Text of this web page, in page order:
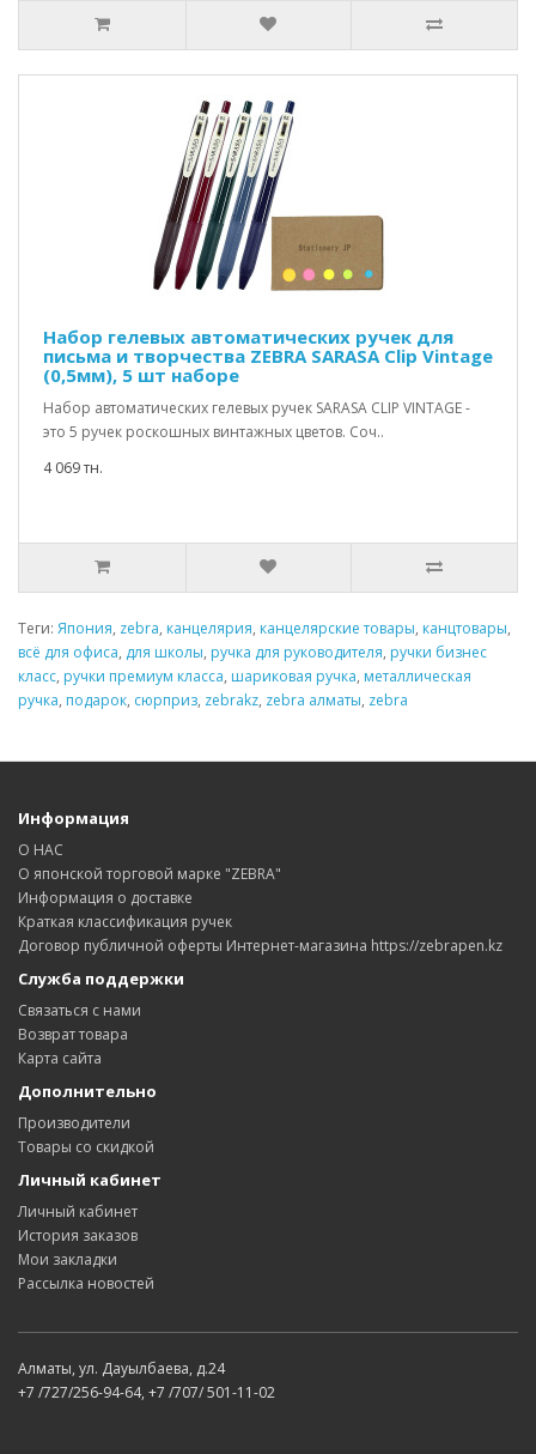
Набор гелевых автоматических ручек для
письма и творчества ZEBRA SARASA Clip Vintage
(0,5мм), 5 шт наборе
Набор автоматических гелевых ручек SARASA CLIP VINTAGE -
это 5 ручек роскошных винтажных цветов. Соч..
4 069 тн.
Теги: Япония, zebra, канцелярия, канцелярские товары, канцтовары,
всё для офиса, для школы, ручка для руководителя, ручки бизнес
класс, ручки премиум класса, шариковая ручка, металлическая
ручка, подарок, сюрприз, zebrakz, zebra алматы, zebra
Информация
О НАС
О японской торговой марке "ZEBRA"
Информация о доставке
Краткая классификация ручек
Договор публичной оферты Интернет-магазина https://zebrapen.kz
Служба поддержки
Связаться с нами
Возврат товара
Карта сайта
Дополнительно
Производители
Товары со скидкой
Личный кабинет
Личный кабинет
История заказов
Мои закладки
Рассылка новостей
Алматы, ул. Дауылбаева, д.24
+7 /727/256-94-64, +7 /707/ 501-11-02